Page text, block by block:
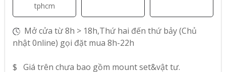
tphcm
Mở cửa từ 8h > 18h,Thứ hai đến thứ bảy (Chủ
nhật 0nline) gọi đặt mua 8h-22h
$ Giá trên chưa bao gồm mount set&vật tư.